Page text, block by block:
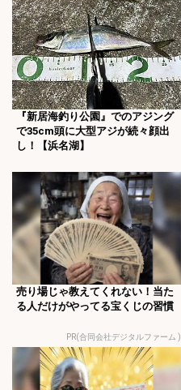
『新居海釣り公園』でのアジング
で35cm頭に大型アジが続々顔出
し！【浜名湖】
売り場じゃ教えてくれない！当た
る人だけがやってる宝くじの習慣
PR(合同会社デジタルファーム )